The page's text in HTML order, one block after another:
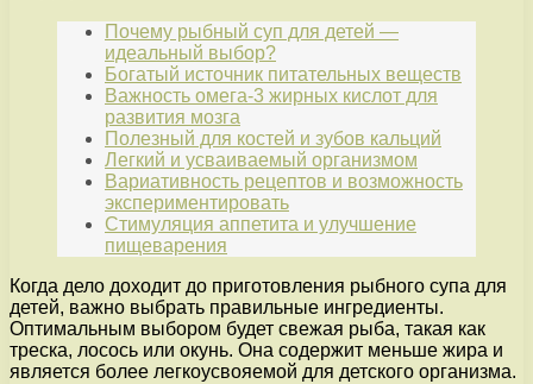
Почему рыбный суп для детей —
идеальный выбор?
Богатый источник питательных веществ
Важность омега-3 жирных кислот для
развития мозга
Полезный для костей и зубов кальций
Легкий и усваиваемый организмом
Вариативность рецептов и возможность
экспериментировать
Стимуляция аппетита и улучшение
пищеварения
Когда дело доходит до приготовления рыбного супа для
детей, важно выбрать правильные ингредиенты.
Оптимальным выбором будет свежая рыба, такая как
треска, лосось или окунь. Она содержит меньше жира и
является более легкоусвояемой для детского организма.